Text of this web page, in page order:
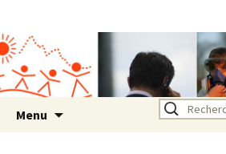
Rhône Alpes
Un environnement sain pour
la santé de tous
Menu Rechercher :